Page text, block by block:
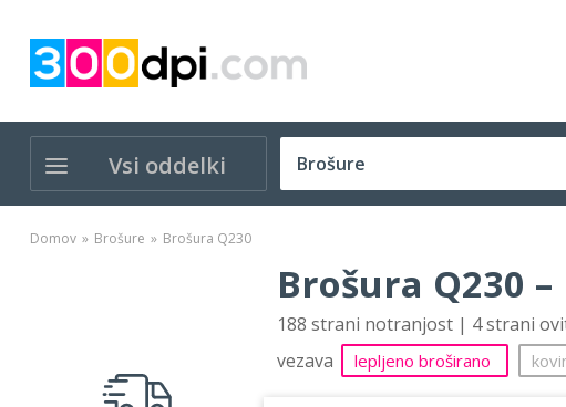
Vsi oddelki
Domov Brošure Brošura Q230
Brošura Q230
188 strani notranjost | 4 strani
vezava
lepljeno broširano